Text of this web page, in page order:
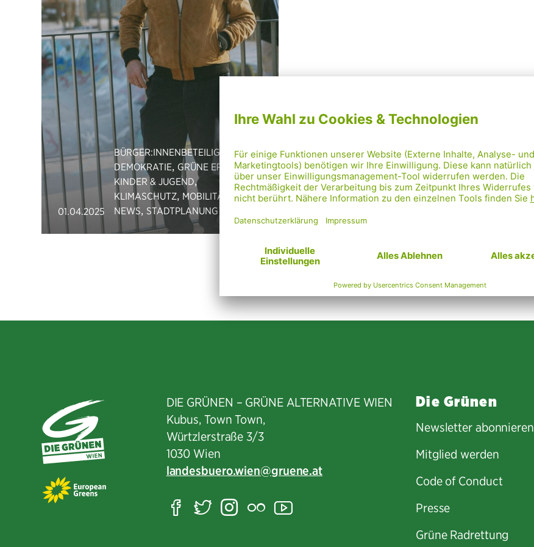
01.04.2025
BÜRGER:INNENBETEILIGUNG &
DEMOKRATIE, GRÜNE ERFOLGE,
KINDER & JUGEND,
KLIMASCHUTZ, MOBILITÄT
NEWS, STADTPLANUNG
Mehr laden
DIE GRÜNEN – GRÜNE ALTERNATIVE WIEN
Kubus, Town Town,
Würtzlerstraße 3/3​
1030 Wien
landesbuero.wien
gruene.at
Facebook
TwitterInstagram
FlickrYouTube
Die Grünen
Newsletter abonnieren
Mitglied werden
Code of Conduct
Presse
Grüne Radrettung